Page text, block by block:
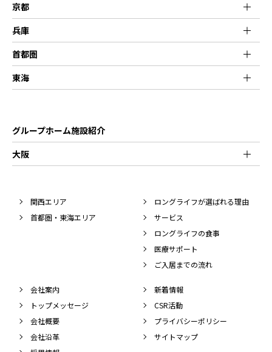
京都
兵庫
首都圏
東海
グループホーム施設紹介
大阪
関西エリア
首都圏・東海エリア
ロングライフが選ばれる理由
サービス
ロングライフの食事
医療サポート
ご入居までの流れ
会社案内
トップメッセージ
会社概要
会社沿革
新着情報
CSR活動
プライバシーポリシー
サイトマップ